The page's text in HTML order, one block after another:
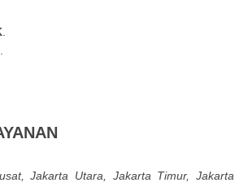
.
Јаkаrtа Utаrа, Јаkаrtа Тіmur, Јаkаrtа